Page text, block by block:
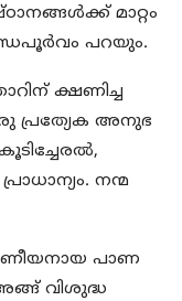
മാറ്റം
പറയും.
ക്ഷണിച്ച
പ്രത്യേക അനുഭ
നന്മ
പാണ
വിശുദ്ധ